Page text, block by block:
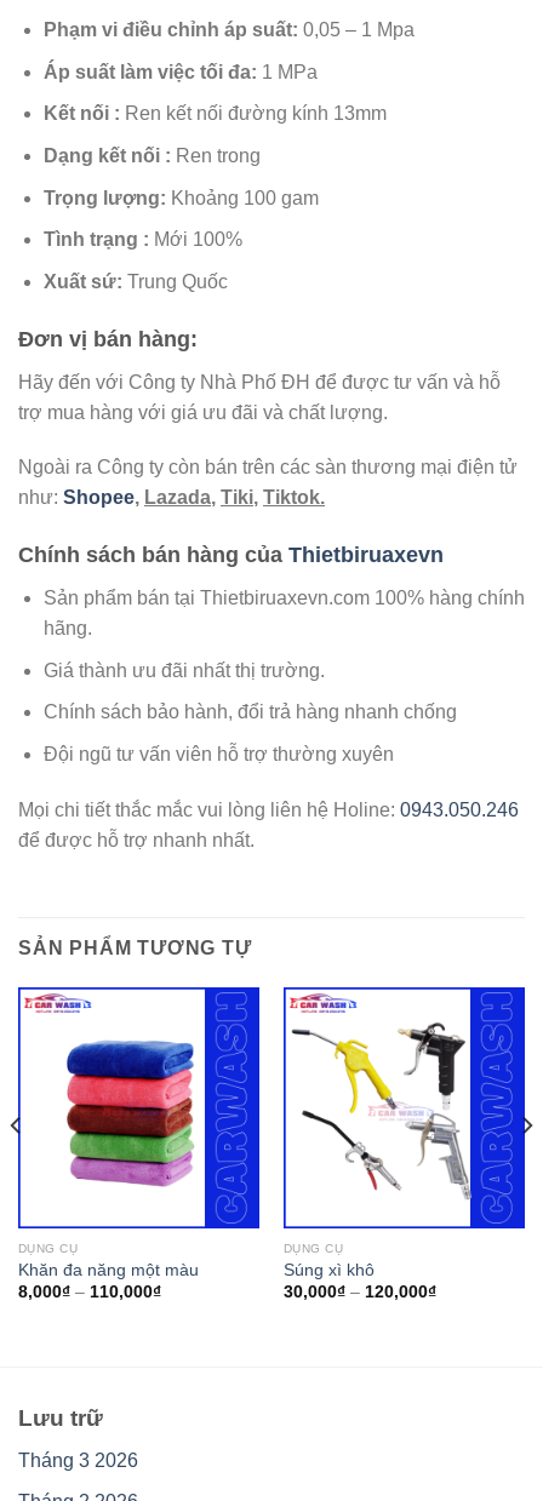
Phạm vi điều chỉnh áp suất: 0,05 – 1 Mpa
Áp suất làm việc tối đa: 1 MPa
Kết nối : Ren kết nối đường kính 13mm
Dạng kết nối : Ren trong
Trọng lượng: Khoảng 100 gam
Tình trạng : Mới 100%
Xuất sứ: Trung Quốc
Đơn vị bán hàng:
Hãy đến với Công ty Nhà Phố ĐH để được tư vấn và hỗ
trợ mua hàng với giá ưu đãi và chất lượng.
Ngoài ra Công ty còn bán trên các sàn thương mại điện tử
như: Shopee, Lazada, Tiki, Tiktok.
Chính sách bán hàng của Thietbiruaxevn
Sản phẩm bán tại Thietbiruaxevn.com 100% hàng chính
hãng.
Giá thành ưu đãi nhất thị trường.
Chính sách bảo hành, đổi trả hàng nhanh chống
Đội ngũ tư vấn viên hỗ trợ thường xuyên
Mọi chi tiết thắc mắc vui lòng liên hệ Holine: 0943.050.246
để được hỗ trợ nhanh nhất.
SẢN PHẨM TƯƠNG TỰ
DỤNG CỤ
Khăn đa năng một màu
8,000₫– 110,000₫
DỤNG CỤ
Súng xì khô
30,000₫– 120,000₫
Lưu trữ
Tháng 3 2026